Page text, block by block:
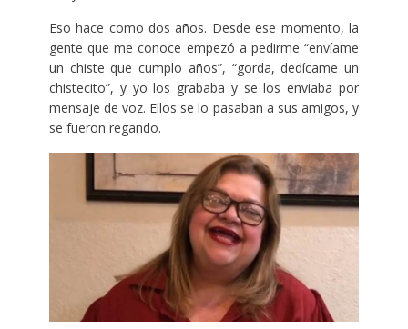
Eso hace como dos años. Desde ese momento, la
gente que me conoce empezó a pedirme “envíame
un chiste que cumplo años”, “gorda, dedícame un
chistecito”, y yo los grababa y se los enviaba por
mensaje de voz. Ellos se lo pasaban a sus amigos, y
se fueron regando.